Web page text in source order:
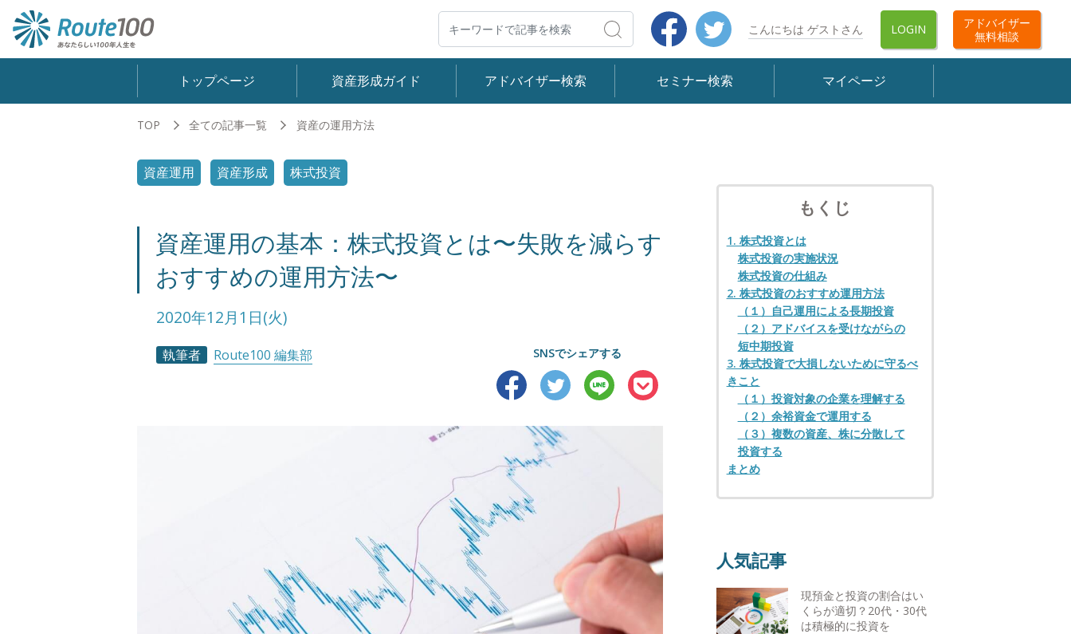
検索 Facebook
こんにちは ゲストさん LOGIN
アドバイザー
無料相談
トップページ 資産形成ガイド アドバイザー検索 セミナー検索 マイページ
TOP 全ての記事一覧 資産の運用方法
資産運用 資産形成 株式投資
資産運用の基本：株式投資とは〜失敗を減らす
おすすめの運用方法〜
2020年12月1日(火)
執筆者 Route100 編集部 SNSでシェアする
もくじ
1. 株式投資とは
株式投資の実施状況
株式投資の仕組み
2. 株式投資のおすすめ運用方法
（１）自己運用による長期投資
（２）アドバイスを受けながらの
短中期投資
3. 株式投資で大損しないために守るべ
きこと
（１）投資対象の企業を理解する
（２）余裕資金で運用する
（３）複数の資産、株に分散して
投資する
まとめ
人気記事
現預金と投資の割合はい
くらが適切？20代・30代
は積極的に投資を